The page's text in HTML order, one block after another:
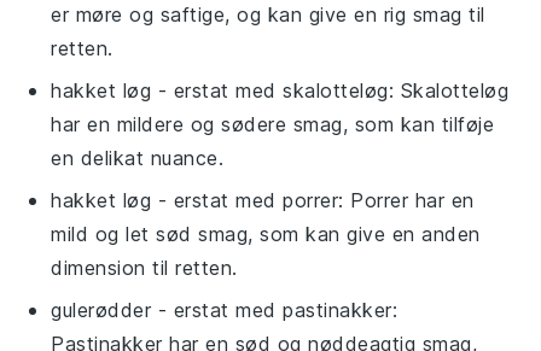
er møre og saftige, og kan give en rig smag til
retten.
hakket løg - erstat medskalotteløg: Skalotteløg
har en mildere og sødere smag, som kan tilføje
en delikat nuance.
hakket løg - erstat medporrer: Porrer har en
mild og let sød smag, som kan give en anden
dimension til retten.
gulerødder - erstat medpastinakker:
Pastinakker har en sød og nøddeagtig smag,